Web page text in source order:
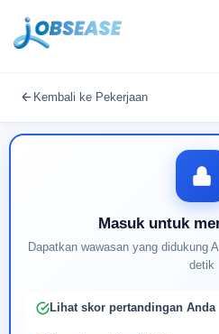
Kembali ke Pekerjaan
Masuk untuk
Dapatkan wawasan yang didukung
detik
Lihat skor pertandingan Anda
Buat profil Anda untuk